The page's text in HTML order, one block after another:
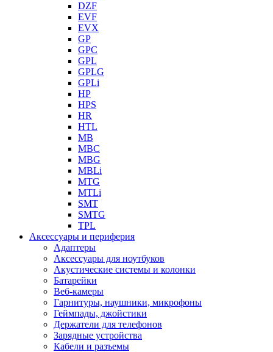
DZF
EVF
EVX
GP
GPC
GPL
GPLG
GPLi
HP
HPS
HR
HTL
MB
MBC
MBG
MBLi
MTG
MTLi
SMT
SMTG
TPL
Аксессуары и периферия
Адаптеры
Аксессуары для ноутбуков
Акустические системы и колонки
Батарейки
Веб-камеры
Гарнитуры, наушники, микрофоны
Геймпады, джойстики
Держатели для телефонов
Зарядные устройства
Кабели и разъемы